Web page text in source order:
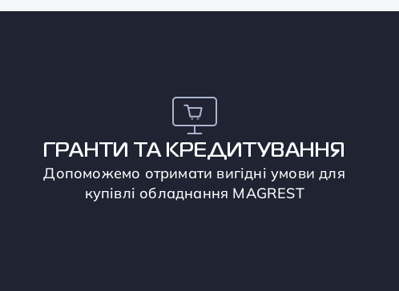
ГРАНТИ ТА КРЕДИТУВАННЯ
Допоможемо отримати вигідні умови для
купівлі обладнання MAGREST